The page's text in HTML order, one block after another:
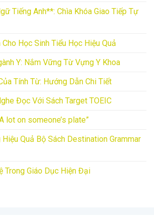
Tiếng Anh**: Chìa Khóa Giao Tiếp Tự
Học Sinh Tiểu Học Hiệu Quả
Y: Nắm Vững Từ Vựng Y Khoa
Tính Từ: Hướng Dẫn Chi Tiết
Đọc Với Sách Target TOEIC
lot on someone’s plate”
Quả Bộ Sách Destination Grammar
Trong Giáo Dục Hiện Đại